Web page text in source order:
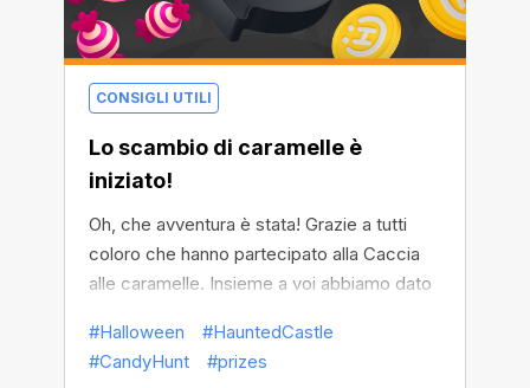
CONSIGLI UTILI
Lo scambio di caramelle è
iniziato!
Oh, che avventura è stata! Grazie a tutti
coloro che hanno partecipato alla Caccia
alle caramelle. Insieme a voi abbiamo dato
lasciare il suo castello per molto tempo.
#Halloween
#HauntedCastle
#CandyHunt
#prizes